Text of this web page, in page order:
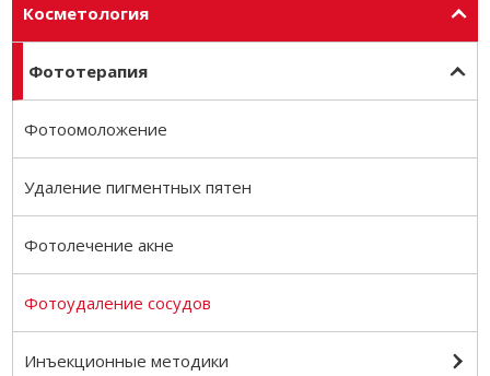
Косметология
Фототерапия
Фотоомоложение
Удаление пигментных пятен
Фотолечение акне
Фотоудаление сосудов
Инъекционные методики